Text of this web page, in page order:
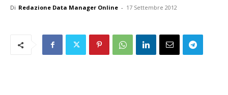
Di Redazione Data Manager Online - 17 Settembre 2012